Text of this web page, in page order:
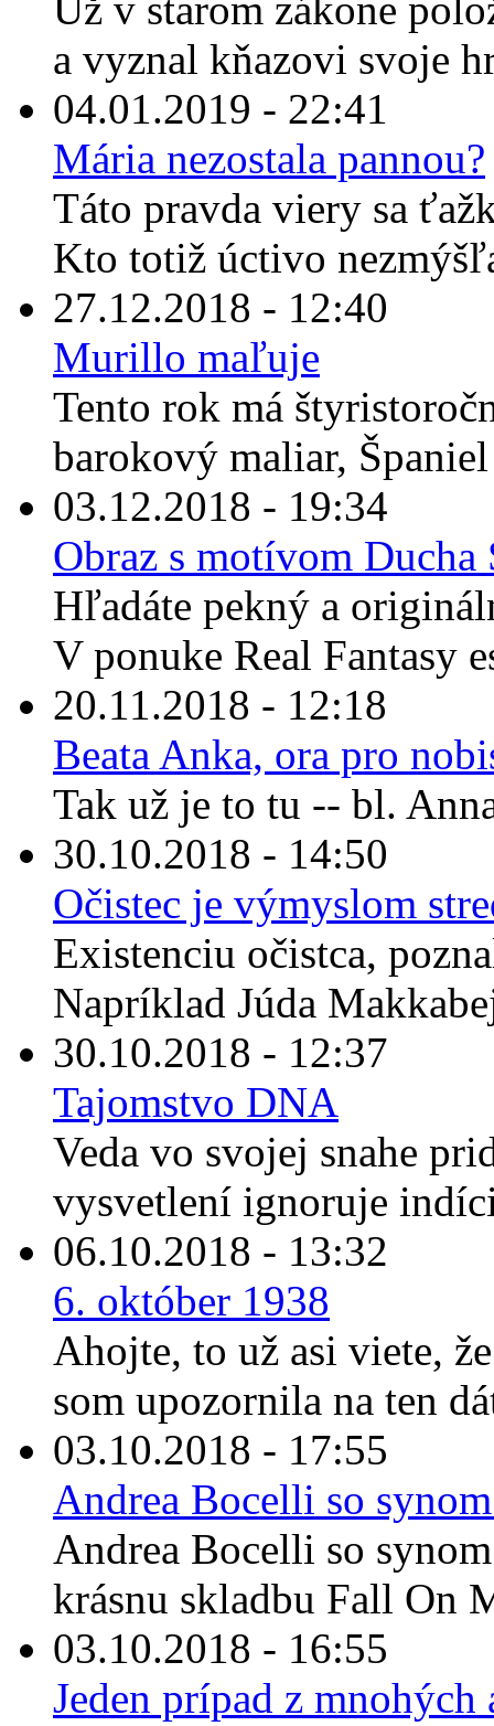
Už v starom zákone
a vyznal kňazovi svoje
04.01.2019 - 22:41
Mária nezostala pannou?
Táto pravda viery sa
Kto totiž úctivo
27.12.2018 - 12:40
Murillo maľuje
Tento rok má
barokový maliar,
03.12.2018 - 19:34
Obraz s motívom
Hľadáte pekný a
V ponuke Real Fantasy
20.11.2018 - 12:18
Beata Anka, ora pro
Tak už je to tu -- bl.
30.10.2018 - 14:50
Očistec je výmyslom
Existenciu očistca,
Napríklad Júda
30.10.2018 - 12:37
Tajomstvo DNA
Veda vo svojej snahe
vysvetlení ignoruje
06.10.2018 - 13:32
6. október 1938
Ahojte, to už asi viete,
som upozornila na ten
03.10.2018 - 17:55
Andrea Bocelli so
Andrea Bocelli so
krásnu skladbu Fall On
03.10.2018 - 16:55
Jeden prípad z